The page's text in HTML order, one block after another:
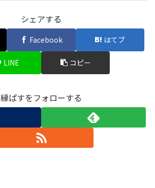
シェアする
Facebook はてブ
LINE コピー
縁ぱすをフォローする